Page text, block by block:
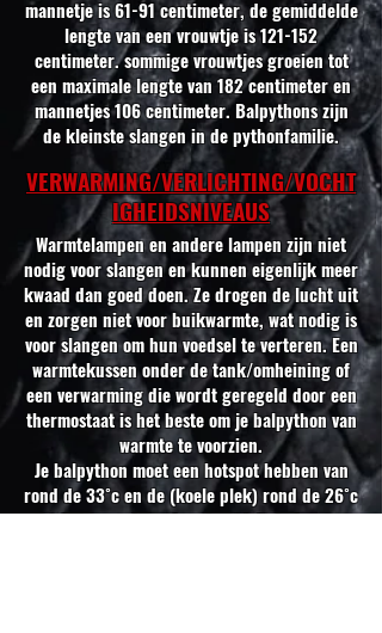
mannetje is 61-91 centimeter, de gemiddelde
lengte van een vrouwtje is 121-152
centimeter. sommige vrouwtjes groeien tot
een maximale lengte van 182 centimeter en
mannetjes 106 centimeter. Balpythons zijn
de kleinste slangen in de pythonfamilie.
VERWARMING/VERLICHTING/VOCHT
IGHEIDSNIVEAUS
Warmtelampen en andere lampen zijn niet
nodig voor slangen en kunnen eigenlijk meer
kwaad dan goed doen. Ze drogen de lucht uit
en zorgen niet voor buikwarmte, wat nodig is
voor slangen om hun voedsel te verteren. Een
warmtekussen onder de tank/omheining of
een verwarming die wordt geregeld door een
thermostaat is het beste om je balpython van
warmte te voorzien.
Je balpython moet een hotspot hebben van
rond de 33˚c en de (koele plek) rond de 26˚c
tot 27˚c aan de andere kant/uiteinden van